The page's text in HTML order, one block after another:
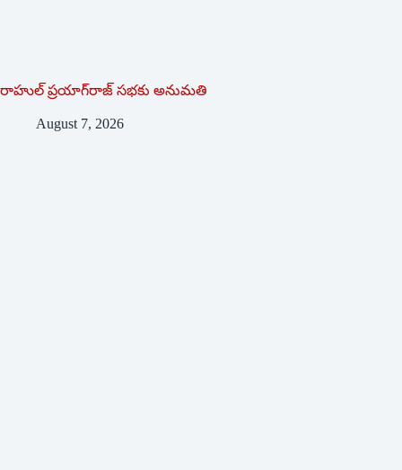
రాహుల్‌ ‌ప్రయాగ్‌రాజ్‌ ‌సభకు అనుమతి
August 7, 2026